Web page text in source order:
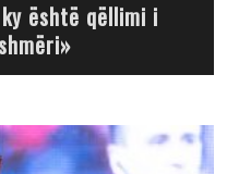
është qëllimi i